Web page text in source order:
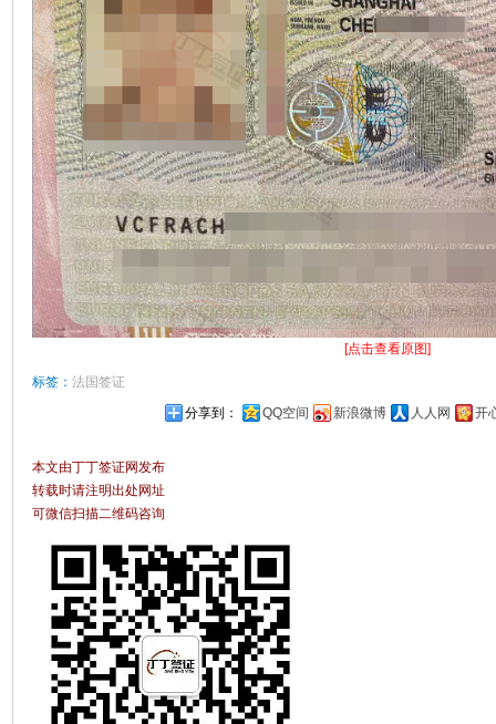
[点击查看原图]
标签： 法国签证
分享到：
QQ空间 新浪微博 人人网 开
本文由丁丁签证网发布
转载时请注明出处网址
可微信扫描二维码咨询